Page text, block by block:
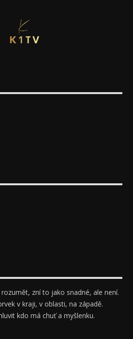
zní to jako snadné, ale není.
v kraji, v oblasti, na západě.
kdo má chuť a myšlenku.